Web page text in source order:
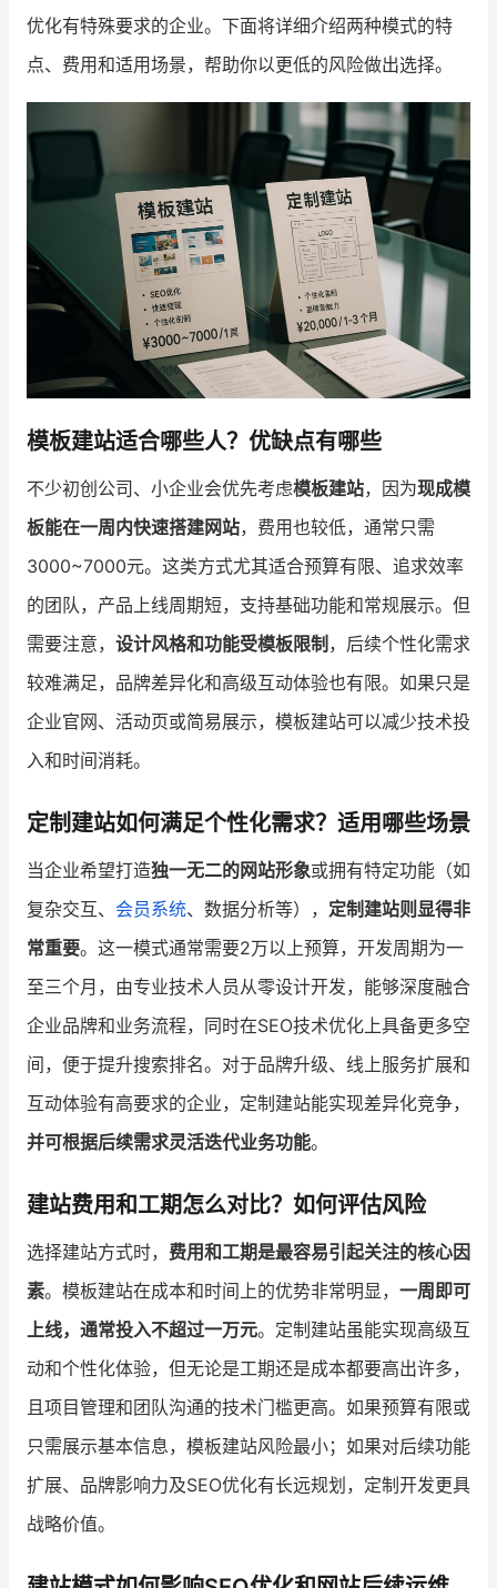
培训课程
增长俱乐部
增长俱乐部 有赞商盟
社群交流
合作共进
认证代理商
认证服务商 设计服务商
有赞云 数据通服务
优化有特殊要求的企业。下面将详细介绍两种模式的特
点、费用和适用场景，帮助你以更低的风险做出选择。
模板建站适合哪些人？优缺点有哪些
不少初创公司、小企业会优先考虑模板建站，因为现成模
板能在一周内快速搭建网站，费用也较低，通常只需
3000~7000元。这类方式尤其适合预算有限、追求效率
的团队，产品上线周期短，支持基础功能和常规展示。但
需要注意， 设计风格和功能受模板限制 ，后续个性化需求
较难满足，品牌差异化和高级互动体验也有限。如果只是
企业官网、活动页或简易展示，模板建站可以减少技术投
入和时间消耗。
定制建站如何满足个性化需求？适用哪些场景
当企业希望打造独一无二的网站形象或拥有特定功能（如
复杂交互、 会员系统、数据分析等）， 定制建站则显得非
常重要。这一模式通常需要2万以上预算，开发周期为一
至三个月，由专业技术人员从零设计开发，能够深度融合
企业品牌和业务流程，同时在SEO技术优化上具备更多空
间，便于提升搜索排名。对于品牌升级、线上服务扩展和
互动体验有高要求的企业，定制建站能实现差异化竞争，
并可根据后续需求灵活迭代业务功能。
建站费用和工期怎么对比？如何评估风险
选择建站方式时， 费用和工期是最容易引起关注的核心因
素。模板建站在成本和时间上的优势非常明显， 一周即可
上线，通常投入不超过一万元。定制建站虽能实现高级互
动和个性化体验，但无论是工期还是成本都要高出许多，
且项目管理和团队沟通的技术门槛更高。如果预算有限或
只需展示基本信息，模板建站风险最小；如果对后续功能
扩展、品牌影响力及SEO优化有长远规划，定制开发更具
战略价值。